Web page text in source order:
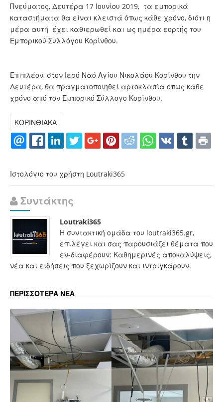
Πνεύματος, Δευτέρα 17 Ιουνίου 2019, τα εμπορικά
καταστήματα θα είναι κλειστά όπως κάθε χρόνο, διότι η
μέρα αυτή έχει καθιερωθεί και ως ημέρα εορτής του
Εμπορικού Συλλόγου Κορίνθου.
Επιπλέον, στον Ιερό Ναό Αγίου Νικολάου Κορίνθου την
Δευτέρα, θα πραγματοποιηθεί αρτοκλασία όπως κάθε
χρόνο από τον Εμπορικό Σύλλογο Κορίνθου.
ΚΟΡΙΝΘΙΑΚΑ
Ιστολόγιο του χρήστη Loutraki365
Συντάκτης
Loutraki365
Η συντακτική ομάδα του loutraki365.gr,
επιλέγει και σας παρουσιάζει θέματα που
εν-διαφέρουν: Καθημερινές αποκαλύψεις,
νέα και ειδήσεις που ξεχωρίζουν και ιντριγκάρουν.
ΠΕΡΙΣΣΟΤΕΡΑ ΝΕΑ